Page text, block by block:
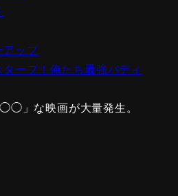
アップ
ターブ！俺たち最強バディ
」な映画が大量発生。